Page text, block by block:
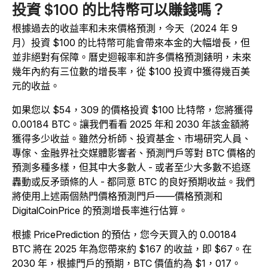
投資 $100 的比特幣可以賺錢嗎？
根據過去的收益率和未來價格預測，今天（2024 年 9
月）投資 $100 的比特幣可能會帶來本金的大幅增長，但
並非絕對有保障。曆史迴報率和許多價格預測錶明，未來
幾年內約有三位數的增長率，從 $100 投資中獲得幾百美
元的收益。
如果您以 $54，309 的價格投資 $100 比特幣，您將獲得
0.00184 BTC。讓我們看看 2025 年和 2030 年該金額將
獲得多少收益。雖然分析師、投資基金、市場研究人員、
專傢、金融界社交媒體影響者、預測門戶等對 BTC 價格的
預測多種多樣，但其中大多數人 - 或者至少大多數不追逐
轟動或反矛頭條的人 - 都同意 BTC 的良好預期收益。我們
將使用上述兩個熱門價格預測門戶——價格預測和
DigitalCoinPrice 的預測增長率進行估算。
根據 PricePrediction 的預估，您今天買入的 0.00184
BTC 將在 2025 年為您帶來約 $167 的收益，即 $67。在
2030 年，根據門戶的預期，BTC 價值約為 $1，017。